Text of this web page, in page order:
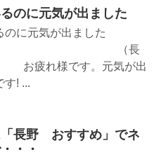
のに元気が出ました
のに元気が出ました
長
お疲れ様です。元気が出
す! ...
「長野 おすすめ」でネ
・・